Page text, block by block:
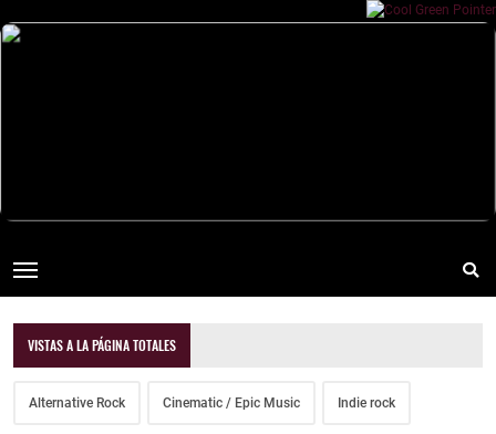
VISTAS A LA PÁGINA TOTALES
Alternative Rock Cinematic / Epic Music Indie rock